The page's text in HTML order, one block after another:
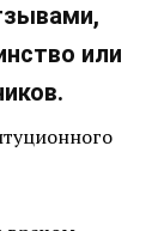
или